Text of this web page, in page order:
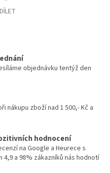
objednávku tentýž den
nákupu zboží nad 1 500,- Kč a
hodnocení
na Google a Heurece s
a 98% zákazníků nás hodnotí